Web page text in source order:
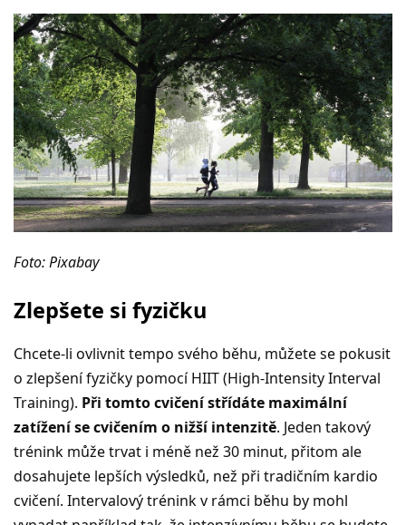
Foto: Pixabay
Zlepšete si fyzičku
Chcete-li ovlivnit tempo svého běhu, můžete se pokusit
o zlepšení fyzičky pomocí HIIT (High-Intensity Interval
Training). Při tomto cvičení střídáte maximální
zatížení se cvičením o nižší intenzitě. Jeden takový
trénink může trvat i méně než 30 minut, přitom ale
dosahujete lepších výsledků, než při tradičním kardio
cvičení. Intervalový trénink v rámci běhu by mohl